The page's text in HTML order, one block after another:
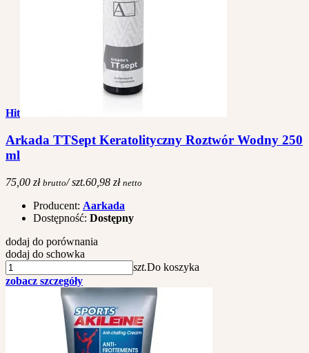
Hit
Arkada TTSept Keratolityczny Roztwór Wodny 250
ml
75,00 zł brutto/ szt.60,98 zł netto
Producent: Aarkada
Dostępność: Dostępny
dodaj do porównania
dodaj do schowka
szt.Do koszyka
zobacz szczegóły